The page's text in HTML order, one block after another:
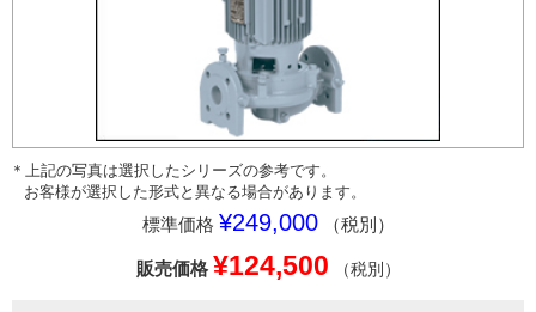
＊上記の写真は選択したシリーズの参考です。
お客様が選択した形式と異なる場合があります。
標準価格 ¥249,000 （税別）
販売価格 ¥124,500 （税別）